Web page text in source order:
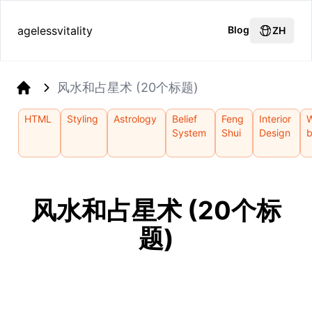
agelessvitality Blog ZH
风水和占星术 (20个标题)
HTML Styling Astrology
Belief
System
Feng
Shui
Interior
Design
风水和占星术 (20个标
题)